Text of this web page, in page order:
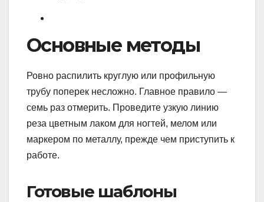
Основные методы
Ровно распилить круглую или профильную
трубу поперек несложно. Главное правило —
семь раз отмерить. Проведите узкую линию
реза цветным лаком для ногтей, мелом или
маркером по металлу, прежде чем приступить к
работе.
Готовые шаблоны